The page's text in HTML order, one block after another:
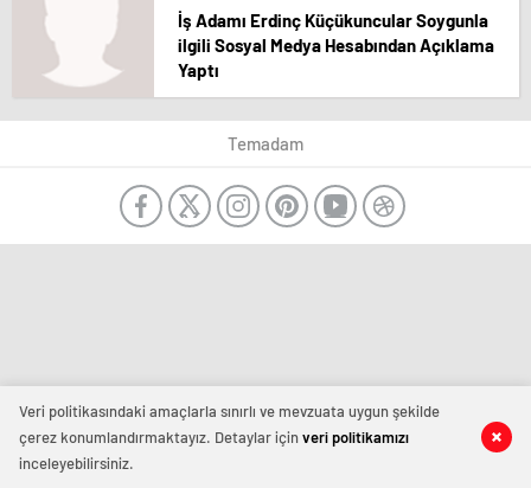
İş Adamı Erdinç Küçükuncular Soygunla
ilgili Sosyal Medya Hesabından Açıklama
Yaptı
Temadam
Veri politikasındaki amaçlarla sınırlı ve mevzuata uygun şekilde
çerez konumlandırmaktayız. Detaylar içinveri politikamızı
inceleyebilirsiniz.